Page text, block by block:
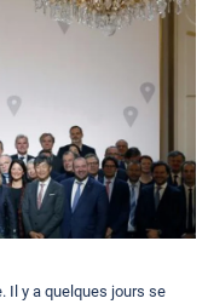
Il y a quelques jours se